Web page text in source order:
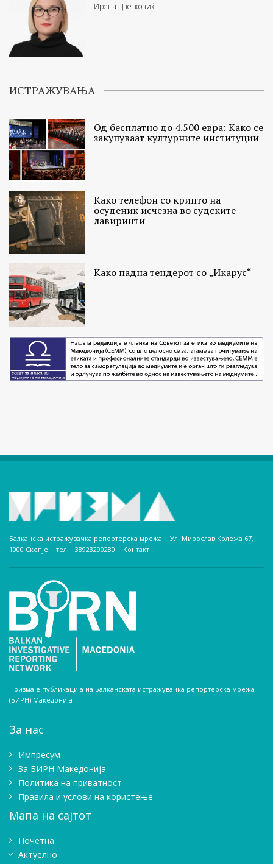
Ирена Цветковиќ
ИСТРАЖУВАЊА
Од бесплатно до 4.500 евра: Како се
закупуваат културните институции
Како телефон со крипто на
осуденик исчезна во судските
лавиринти
Како падна тендерот со „Икарус“
Балканска истражувачка репортерска мрежа | Ул. Мирослав Крлежа 67,
1000 Скопје | тел. +38923290280­ | Контакт
Призма е публикација на Балканската истражувачка репортерска мрежа
(БИРН) Македонија
За нас
Импресум
Зa БИРН Македонија
Политика на приватност
Правила и услови на користење
Мапа на сајтот
Почетна
Актуелно